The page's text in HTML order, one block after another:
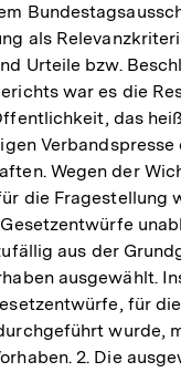
als
Urteile bzw.
war es die
das
Wegen der
die Fragestellung
aus der
ausgewählt.
für
wurde,
2. Die